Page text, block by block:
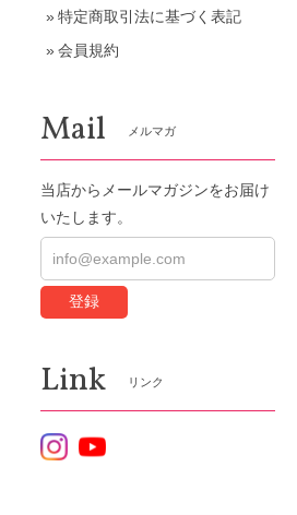
特定商取引法に基づく表記
会員規約
Mail メルマガ
当店からメールマガジンをお届け
いたします。
登録
Link リンク